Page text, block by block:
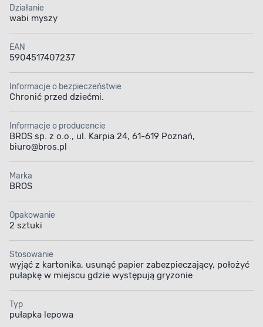
Działanie
wabi myszy
EAN
5904517407237
Informacje o bezpieczeństwie
Chronić przed dziećmi.
Informacje o producencie
BROS sp. z o.o., ul. Karpia 24, 61-619 Poznań,
biuro@bros.pl
Marka
BROS
Opakowanie
2 sztuki
Stosowanie
wyjąć z kartonika, usunąć papier zabezpieczający, położyć
pułapkę w miejscu gdzie występują gryzonie
Typ
pułapka lepowa